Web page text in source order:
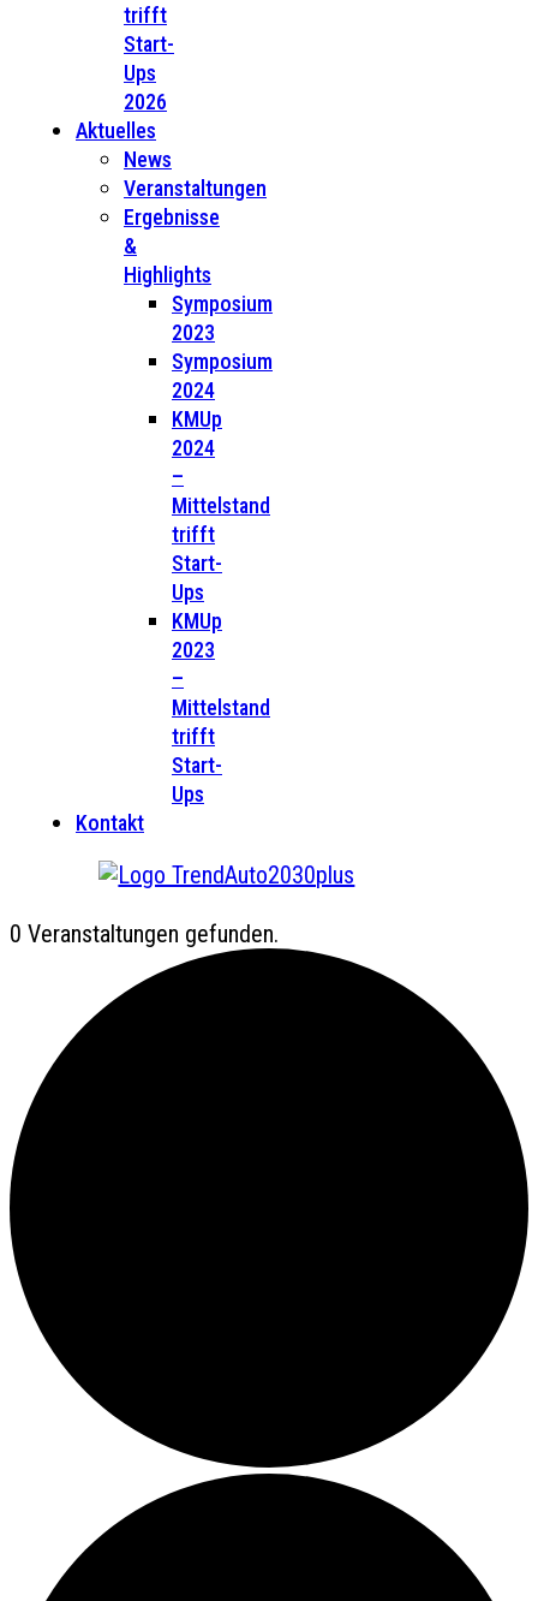
trifft
Start-
Ups
2026
Aktuelles
News
Veranstaltungen
Ergebnisse
&
Highlights
Symposium
2023
Symposium
2024
KMUp
2024
–
Mittelstand
trifft
Start-
Ups
KMUp
2023
–
Mittelstand
trifft
Start-
Ups
Kontakt
0 Veranstaltungen gefunden.